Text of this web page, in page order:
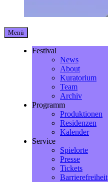
Menü
Festival
News
About
Kuratorium
Team
Archiv
Programm
Produktionen
Residenzen
Kalender
Service
Spielorte
Presse
Tickets
Barrierefreiheit